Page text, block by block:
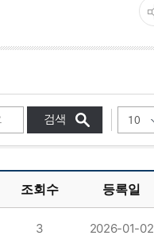
조회수 등록일
3 2026-01-02